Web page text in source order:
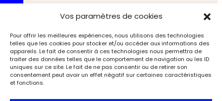
Vos paramètres de cookies
Pour offrir les meilleures expériences, nous utilisons des technologies
telles que les cookies pour stocker et/ou accéder aux informations des
appareils. Le fait de consentir à ces technologies nous permettra de
traiter des données telles que le comportement de navigation ou les ID
uniques sur ce site. Le fait de ne pas consentir ou de retirer son
consentement peut avoir un effet négatif sur certaines caractéristiques
et fonctions.